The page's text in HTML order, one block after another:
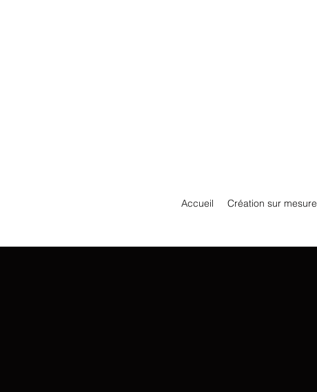
Accueil Création sur mesure